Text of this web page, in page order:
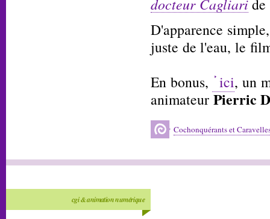
docteur Cagliaride
D'apparence
juste de l'eau, le
En bonus,
ici, un
animateur Pierric
Cochonquérants et
cgi & animation numérique